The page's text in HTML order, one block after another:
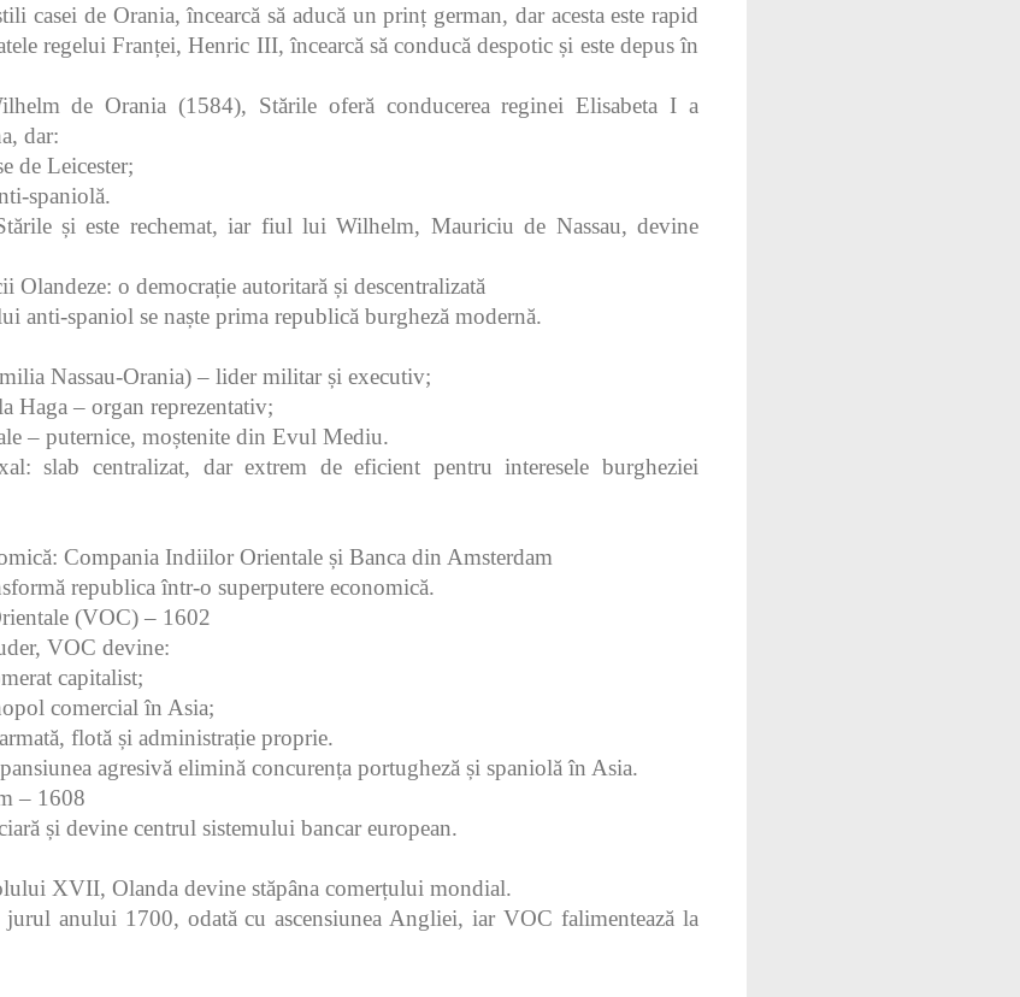
casei de Orania, încearcă să aducă un prinț german, dar acesta este rapid
regelui Franței, Henric III, încearcă să conducă despotic și este depus în
de Orania (1584), Stările oferă conducerea reginei Elisabeta I a
dar:
de Leicester;
spaniolă.
și este rechemat, iar fiul lui Wilhelm, Mauriciu de Nassau, devine
o democrație autoritară și descentralizată
anti-spaniol se naște prima republică burgheză modernă.
Nassau‑Orania) – lider militar și executiv;
Haga – organ reprezentativ;
– puternice, moștenite din Evul Mediu.
slab centralizat, dar extrem de eficient pentru interesele burgheziei
Compania Indiilor Orientale și Banca din Amsterdam
republica într-o superputere economică.
(VOC) – 1602
VOC devine:
capitalist;
comercial în Asia;
flotă și administrație proprie.
agresivă elimină concurența portugheză și spaniolă în Asia.
– 1608
și devine centrul sistemului bancar european.
XVII, Olanda devine stăpâna comerțului mondial.
anului 1700, odată cu ascensiunea Angliei, iar VOC falimentează la